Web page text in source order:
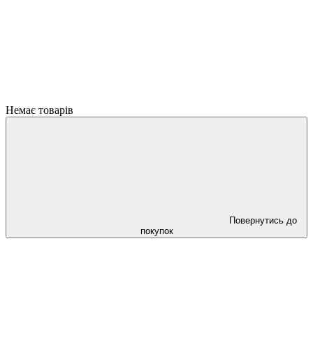
Немає товарів
Повернутись до
покупок